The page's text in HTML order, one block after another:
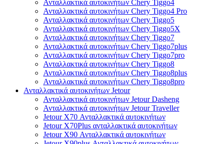
Ανταλλακτικά αυτοκινήτων Chery Tiggo4
Ανταλλακτικά αυτοκινήτων Chery Tiggo4 Pro
Ανταλλακτικά αυτοκινήτων Chery Tiggo5
Ανταλλακτικά αυτοκινήτων Chery Tiggo5X
Ανταλλακτικά αυτοκινήτων Chery Tiggo7
Ανταλλακτικά αυτοκινήτων Chery Tiggo7plus
Ανταλλακτικά αυτοκινήτων Chery Tiggo7pro
Ανταλλακτικά αυτοκινήτων Chery Tiggo8
Ανταλλακτικά αυτοκινήτων Chery Tiggo8plus
Ανταλλακτικά αυτοκινήτων Chery Tiggo8pro
Ανταλλακτικά αυτοκινήτων Jetour
Ανταλλακτικά αυτοκινήτων Jetour Dasheng
Ανταλλακτικά αυτοκινήτων Jetour Traveller
Jetour X70 Ανταλλακτικά αυτοκινήτων
Jetour X70Plus ανταλλακτικά αυτοκινήτων
Jetour X90 Ανταλλακτικά αυτοκινήτων